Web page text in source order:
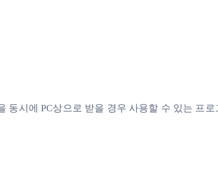
동시에 PC상으로 받을 경우 사용할 수 있는 프